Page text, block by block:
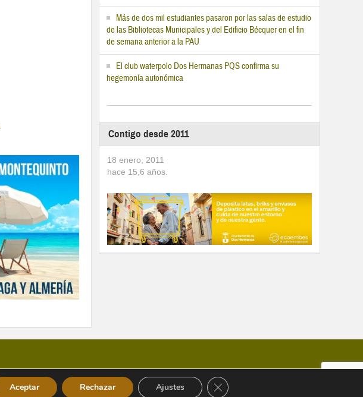
Más de dos mil estudiantes pasaron por las salas de estudio
de las Bibliotecas Municipales y del Edificio Bécquer en el fin
de semana anterior a la PAU
El club waterpolo Dos Hermanas PQS confirma su
hegemonía autonómica
Contigo desde 2011
18 enero, 2011
hace 15,6 años.
Aceptar Rechazar Ajustes Cerrar el banner de cookies RGPD